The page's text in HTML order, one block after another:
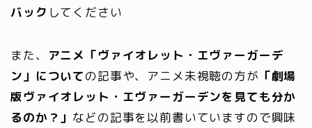
バック してください
また、
アニメ「ヴァイオレット・エヴァーガーデ
ン」についての記事や、アニメ未視聴の方が 「劇場
版ヴァイオレット・エヴァーガーデンを見ても分か
るのか？」 などの記事を以前書いていますので興味